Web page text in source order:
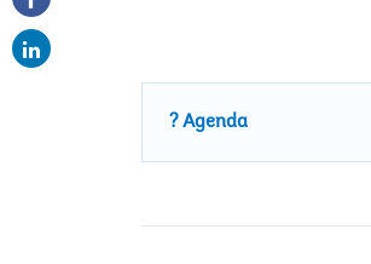
? Agenda
email